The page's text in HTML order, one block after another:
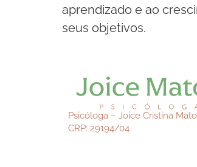
aprendizado e ao
seus objetivos.
Psicóloga – Joice Cristina
CRP: 29194/04